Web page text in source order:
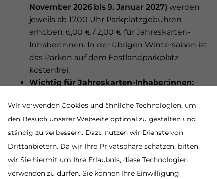
Wir verwenden Cookies und ähnliche Technologien, um
den Besuch unserer Webseite optimal zu gestalten und
ständig zu verbessern. Dazu nutzen wir Dienste von
Drittanbietern. Da wir Ihre Privatsphäre schätzen, bitten
wir Sie hiermit um Ihre Erlaubnis, diese Technologien
verwenden zu dürfen. Sie können Ihre Einwilligung
November 2026 bis 9. Januar 2027) werden
jeweils ab 17.00 Uhr Parkplatzgebühren
erhoben: 6,00 € / 2,00 € für Jahreskarten-
Inhaber:innen. In der übrigen Wintersaison ist
das Parken auf dem Festlandparkplatz
kostenfrei.
Wichtig für Jahreskarten-Inhaber:innen:
werden – auch bei mehrtägigem oder über
Nacht dauerndem Parken.
Nacht-Tarif: 12 € (0.00–7.00 Uhr), keine
Ermäßigung
Besonderheiten:Die ersten60 Minuten sind
kostenfrei. Bezahlung auch bis zu 48